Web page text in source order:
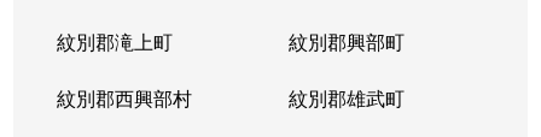
紋別郡滝上町 紋別郡興部町
紋別郡西興部村 紋別郡雄武町